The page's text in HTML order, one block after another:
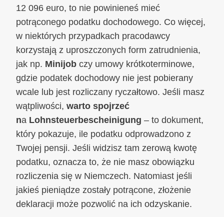
12 096 euro, to nie powinieneś mieć
potrąconego podatku dochodowego. Co więcej,
w niektórych przypadkach pracodawcy
korzystają z uproszczonych form zatrudnienia,
jak np. Minijob czy umowy krótkoterminowe,
gdzie podatek dochodowy nie jest pobierany
wcale lub jest rozliczany ryczałtowo. Jeśli masz
wątpliwości, warto spojrzeć
na Lohnsteuerbescheinigung – to dokument,
który pokazuje, ile podatku odprowadzono z
Twojej pensji. Jeśli widzisz tam zerową kwotę
podatku, oznacza to, że nie masz obowiązku
rozliczenia się w Niemczech. Natomiast jeśli
jakieś pieniądze zostały potrącone, złożenie
deklaracji może pozwolić na ich odzyskanie.